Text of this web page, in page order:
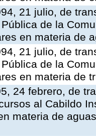
21 julio, de
de la
en materia de
21 julio, de
de la
en materia de
24 febrero, de
al Cabildo
materia de